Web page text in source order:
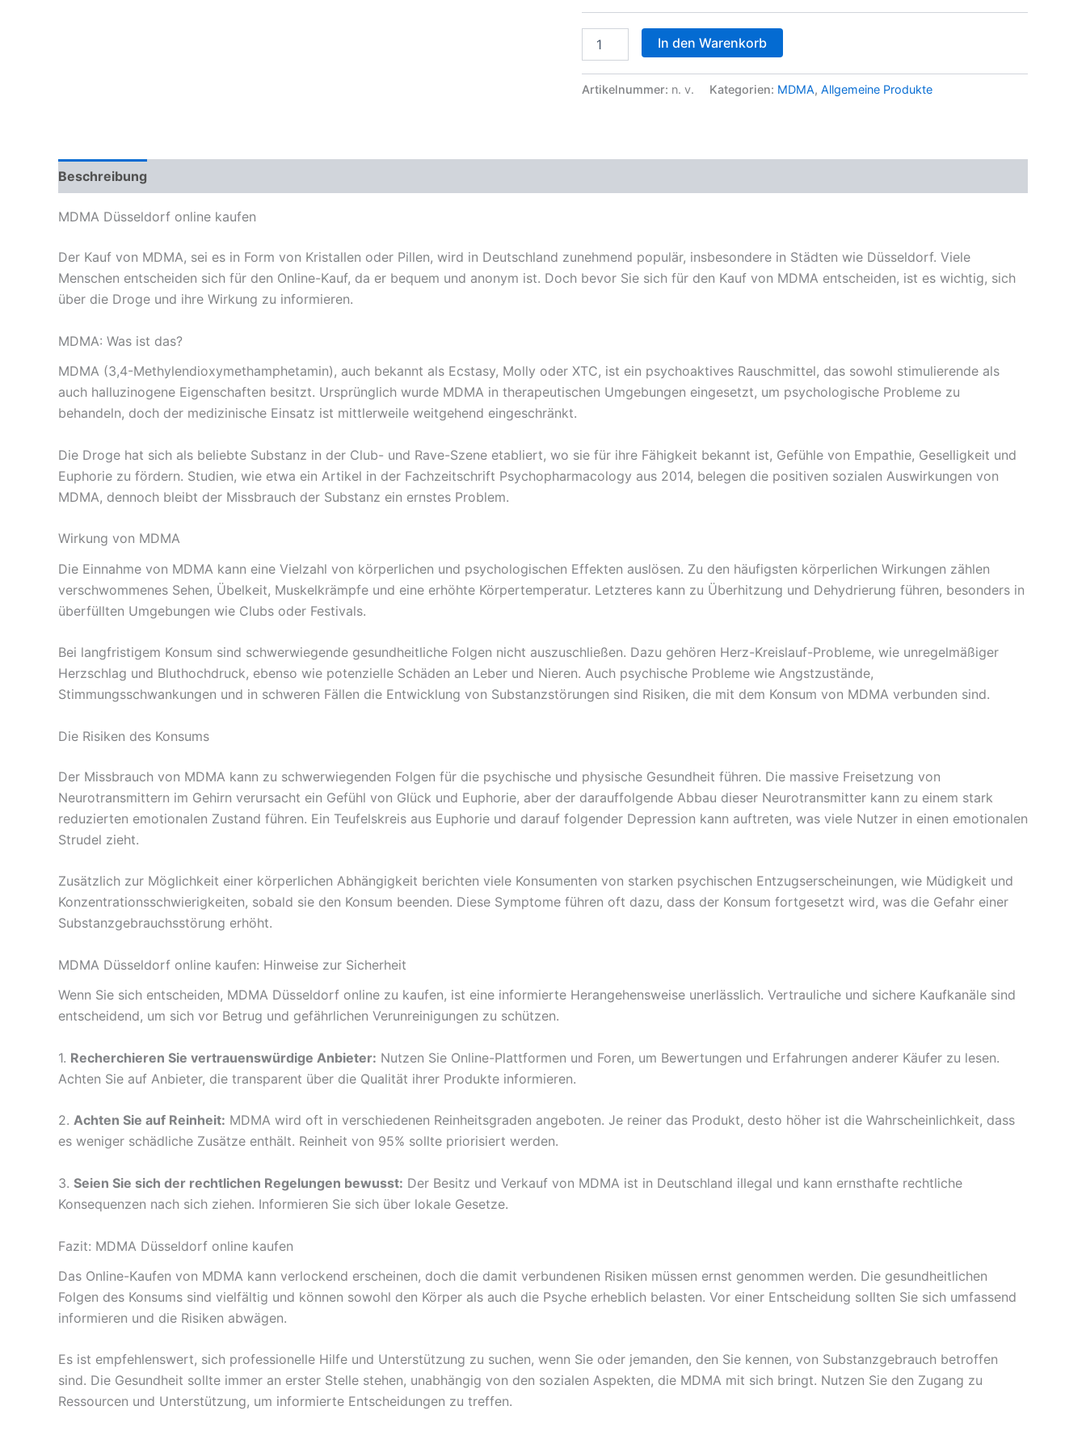
Düsseldorf
kaufen
In den Warenkorb
Artikelnummer: n. v. Kategorien: MDMA, Allgemeine Produkte
Beschreibung
MDMA Düsseldorf online kaufen
Der Kauf von MDMA, sei es in Form von Kristallen oder Pillen, wird in Deutschland zunehmend populär, insbesondere in Städten wie Düsseldorf. Viele
Menschen entscheiden sich für den Online-Kauf, da er bequem und anonym ist. Doch bevor Sie sich für den Kauf von MDMA entscheiden, ist es wichtig, sich
über die Droge und ihre Wirkung zu informieren.
MDMA: Was ist das?
MDMA (3,4-Methylendioxymethamphetamin), auch bekannt als Ecstasy, Molly oder XTC, ist ein psychoaktives Rauschmittel, das sowohl stimulierende als
auch halluzinogene Eigenschaften besitzt. Ursprünglich wurde MDMA in therapeutischen Umgebungen eingesetzt, um psychologische Probleme zu
behandeln, doch der medizinische Einsatz ist mittlerweile weitgehend eingeschränkt.
Die Droge hat sich als beliebte Substanz in der Club- und Rave-Szene etabliert, wo sie für ihre Fähigkeit bekannt ist, Gefühle von Empathie, Geselligkeit und
Euphorie zu fördern. Studien, wie etwa ein Artikel in der Fachzeitschrift Psychopharmacology aus 2014, belegen die positiven sozialen Auswirkungen von
MDMA, dennoch bleibt der Missbrauch der Substanz ein ernstes Problem.
Wirkung von MDMA
Die Einnahme von MDMA kann eine Vielzahl von körperlichen und psychologischen Effekten auslösen. Zu den häufigsten körperlichen Wirkungen zählen
verschwommenes Sehen, Übelkeit, Muskelkrämpfe und eine erhöhte Körpertemperatur. Letzteres kann zu Überhitzung und Dehydrierung führen, besonders in
überfüllten Umgebungen wie Clubs oder Festivals.
Bei langfristigem Konsum sind schwerwiegende gesundheitliche Folgen nicht auszuschließen. Dazu gehören Herz-Kreislauf-Probleme, wie unregelmäßiger
Herzschlag und Bluthochdruck, ebenso wie potenzielle Schäden an Leber und Nieren. Auch psychische Probleme wie Angstzustände,
Stimmungsschwankungen und in schweren Fällen die Entwicklung von Substanzstörungen sind Risiken, die mit dem Konsum von MDMA verbunden sind.
Die Risiken des Konsums
Der Missbrauch von MDMA kann zu schwerwiegenden Folgen für die psychische und physische Gesundheit führen. Die massive Freisetzung von
Neurotransmittern im Gehirn verursacht ein Gefühl von Glück und Euphorie, aber der darauffolgende Abbau dieser Neurotransmitter kann zu einem stark
reduzierten emotionalen Zustand führen. Ein Teufelskreis aus Euphorie und darauf folgender Depression kann auftreten, was viele Nutzer in einen emotionalen
Strudel zieht.
Zusätzlich zur Möglichkeit einer körperlichen Abhängigkeit berichten viele Konsumenten von starken psychischen Entzugserscheinungen, wie Müdigkeit und
Konzentrationsschwierigkeiten, sobald sie den Konsum beenden. Diese Symptome führen oft dazu, dass der Konsum fortgesetzt wird, was die Gefahr einer
Substanzgebrauchsstörung erhöht.
MDMA Düsseldorf online kaufen: Hinweise zur Sicherheit
Wenn Sie sich entscheiden, MDMA Düsseldorf online zu kaufen, ist eine informierte Herangehensweise unerlässlich. Vertrauliche und sichere Kaufkanäle sind
entscheidend, um sich vor Betrug und gefährlichen Verunreinigungen zu schützen.
1. Recherchieren Sie vertrauenswürdige Anbieter: Nutzen Sie Online-Plattformen und Foren, um Bewertungen und Erfahrungen anderer Käufer zu lesen.
Achten Sie auf Anbieter, die transparent über die Qualität ihrer Produkte informieren.
2. Achten Sie auf Reinheit: MDMA wird oft in verschiedenen Reinheitsgraden angeboten. Je reiner das Produkt, desto höher ist die Wahrscheinlichkeit, dass
es weniger schädliche Zusätze enthält. Reinheit von 95% sollte priorisiert werden.
3. Seien Sie sich der rechtlichen Regelungen bewusst: Der Besitz und Verkauf von MDMA ist in Deutschland illegal und kann ernsthafte rechtliche
Konsequenzen nach sich ziehen. Informieren Sie sich über lokale Gesetze.
Fazit: MDMA Düsseldorf online kaufen
Das Online-Kaufen von MDMA kann verlockend erscheinen, doch die damit verbundenen Risiken müssen ernst genommen werden. Die gesundheitlichen
Folgen des Konsums sind vielfältig und können sowohl den Körper als auch die Psyche erheblich belasten. Vor einer Entscheidung sollten Sie sich umfassend
informieren und die Risiken abwägen.
Es ist empfehlenswert, sich professionelle Hilfe und Unterstützung zu suchen, wenn Sie oder jemanden, den Sie kennen, von Substanzgebrauch betroffen
sind. Die Gesundheit sollte immer an erster Stelle stehen, unabhängig von den sozialen Aspekten, die MDMA mit sich bringt. Nutzen Sie den Zugang zu
Ressourcen und Unterstützung, um informierte Entscheidungen zu treffen.